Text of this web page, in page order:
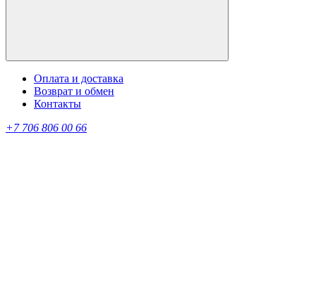
Оплата и доставка
Возврат и обмен
Контакты
+7 706 806 00 66